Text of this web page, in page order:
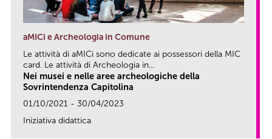
aMICi e Archeologia in Comune
Le attività di aMICi sono dedicate ai possessori della MIC
card. Le attività di Archeologia in...
Nei musei e nelle aree archeologiche della
Sovrintendenza Capitolina
01/10/2021 - 30/04/2023
Iniziativa didattica